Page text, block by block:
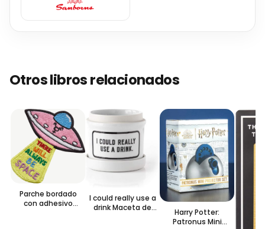
Otros libros relacionados
Parche bordado
con adhesivo
I could really use a
drink Maceta de
Harry Potter:
Patronus Mini